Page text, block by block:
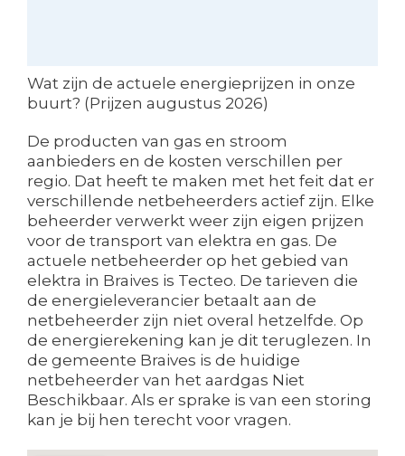
Wat zijn de actuele energieprijzen in onze
buurt? (Prijzen augustus 2026)
De producten van gas en stroom
aanbieders en de kosten verschillen per
regio. Dat heeft te maken met het feit dat er
verschillende netbeheerders actief zijn. Elke
beheerder verwerkt weer zijn eigen prijzen
voor de transport van elektra en gas. De
actuele netbeheerder op het gebied van
elektra in Braives is Tecteo. De tarieven die
de energieleverancier betaalt aan de
netbeheerder zijn niet overal hetzelfde. Op
de energierekening kan je dit teruglezen. In
de gemeente Braives is de huidige
netbeheerder van het aardgas Niet
Beschikbaar. Als er sprake is van een storing
kan je bij hen terecht voor vragen.